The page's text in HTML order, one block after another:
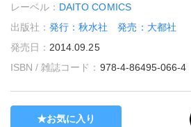
レーベル： DAITO COMICS
出版社：発行：秋水社 発売：大都社
発売日： 2014.09.25
ISBN / 雑誌コード： 978-4-86495-066-4
お気に入り